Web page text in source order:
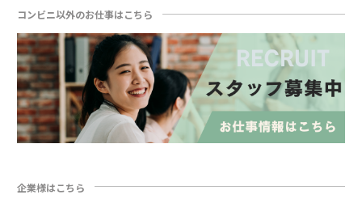
コンビニ以外のお仕事はこちら
企業様はこちら